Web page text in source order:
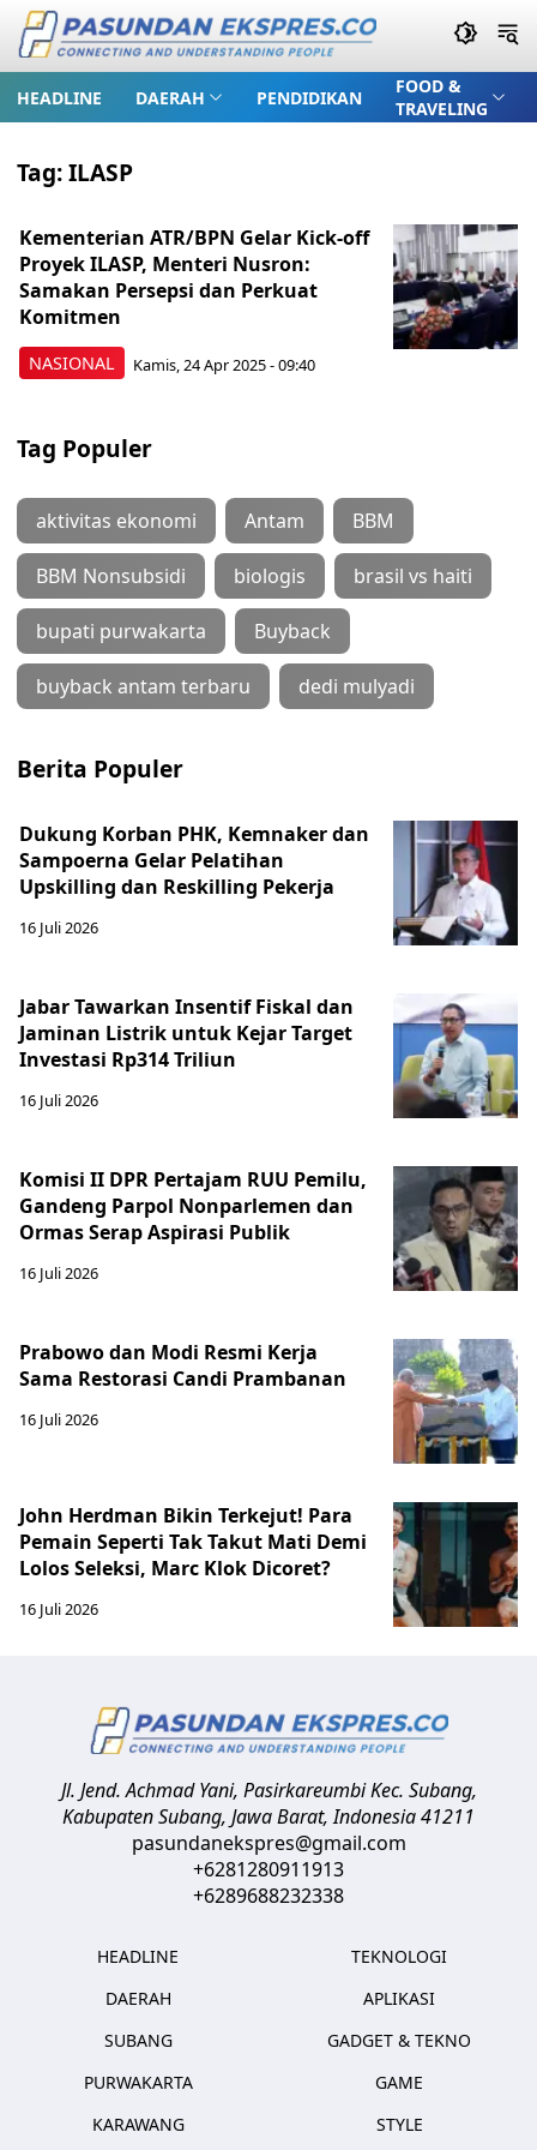
HEADLINE DAERAH PENDIDIKAN
FOOD &
TRAVELING
Tag:ILASP
NASIONAL
Kementerian ATR/BPN Gelar Kick-off
Proyek ILASP, Menteri Nusron:
Samakan Persepsi dan Perkuat
Komitmen
Kamis, 24 Apr 2025 - 09:40
Tag Populer
aktivitas ekonomi Antam BBM
BBM Nonsubsidi biologis brasil vs haiti
bupati purwakarta Buyback
buyback antam terbaru dedi mulyadi
Berita Populer
Dukung Korban PHK, Kemnaker dan
Sampoerna Gelar Pelatihan
Upskilling dan Reskilling Pekerja
16 Juli 2026
Jabar Tawarkan Insentif Fiskal dan
Jaminan Listrik untuk Kejar Target
Investasi Rp314 Triliun
16 Juli 2026
Komisi II DPR Pertajam RUU Pemilu,
Gandeng Parpol Nonparlemen dan
Ormas Serap Aspirasi Publik
16 Juli 2026
Prabowo dan Modi Resmi Kerja
Sama Restorasi Candi Prambanan
16 Juli 2026
John Herdman Bikin Terkejut! Para
Pemain Seperti Tak Takut Mati Demi
Lolos Seleksi, Marc Klok Dicoret?
16 Juli 2026
Jl. Jend. Achmad Yani, Pasirkareumbi Kec. Subang,
Kabupaten Subang, Jawa Barat,Indonesia41211
pasundanekspres@gmail.com
+6281280911913
+6289688232338
HEADLINE
DAERAH
SUBANG
PURWAKARTA
KARAWANG
TEKNOLOGI
APLIKASI
GADGET & TEKNO
GAME
STYLE